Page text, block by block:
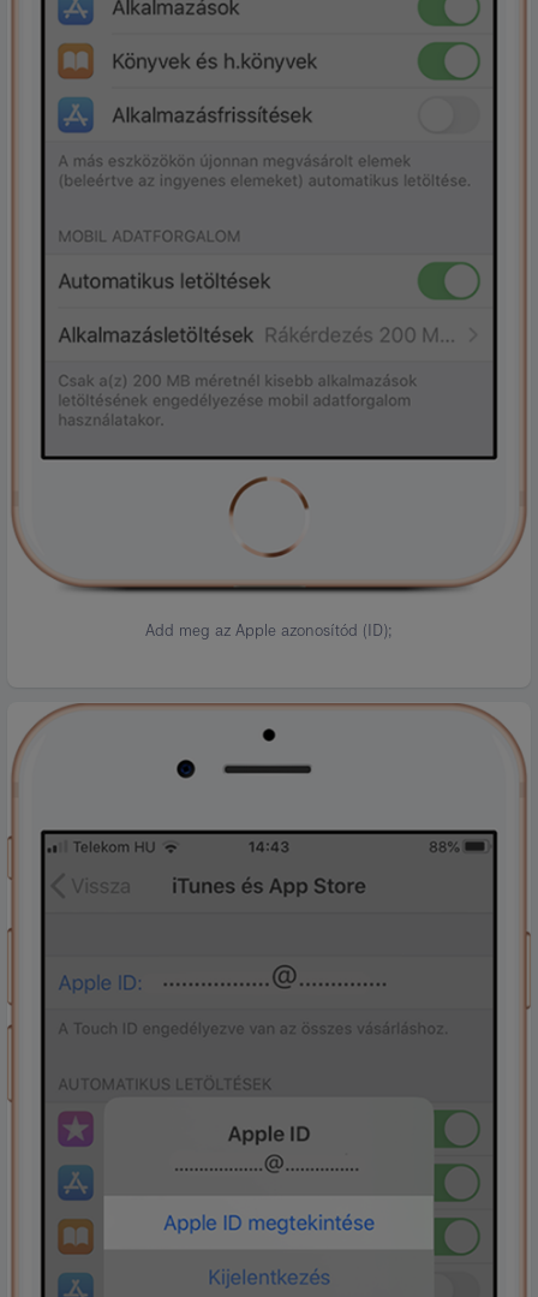
Add meg az Apple azonosítód (ID);
leírása:
4.
lépés